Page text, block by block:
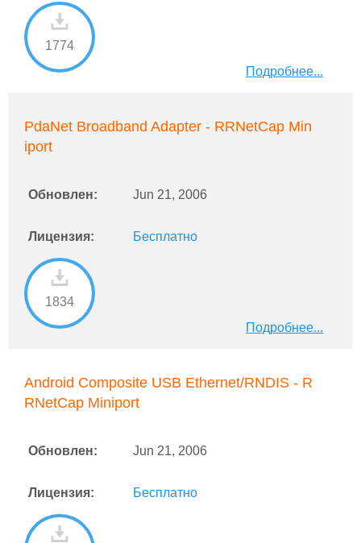
1774
Подробнее...
PdaNet Broadband Adapter - RRNetCap Min
iport
Обновлен: Jun 21, 2006
Лицензия: Бесплатно
1834
Подробнее...
Android Composite USB Ethernet/RNDIS - R
RNetCap Miniport
Обновлен: Jun 21, 2006
Лицензия: Бесплатно